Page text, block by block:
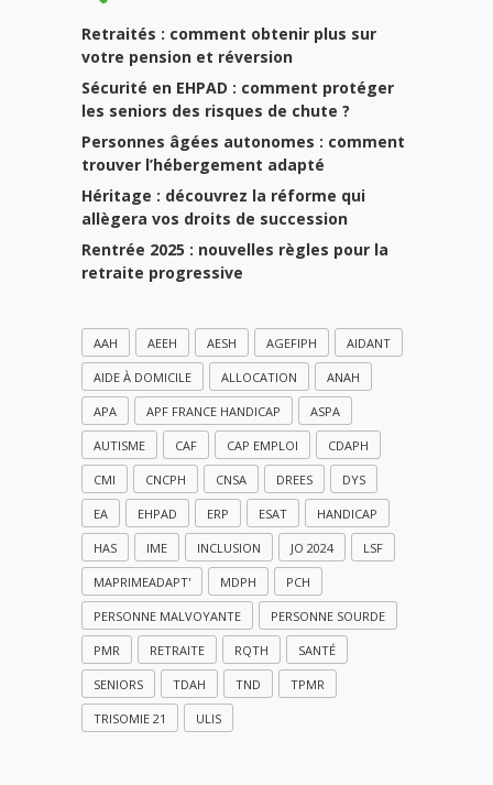
Retraités : comment obtenir plus sur
votre pension et réversion
Sécurité en EHPAD : comment protéger
les seniors des risques de chute ?
Personnes âgées autonomes : comment
trouver l’hébergement adapté
Héritage : découvrez la réforme qui
allègera vos droits de succession
Rentrée 2025 : nouvelles règles pour la
retraite progressive
AAH AEEH AESH AGEFIPH AIDANT
AIDE À DOMICILE ALLOCATION ANAH
APA APF FRANCE HANDICAP ASPA
AUTISME CAF CAP EMPLOI CDAPH
CMI CNCPH CNSA DREES DYS
EA EHPAD ERP ESAT HANDICAP
HAS IME INCLUSION JO 2024 LSF
MAPRIMEADAPT' MDPH PCH
PERSONNE MALVOYANTE PERSONNE SOURDE
PMR RETRAITE RQTH SANTÉ
SENIORS TDAH TND TPMR
TRISOMIE 21 ULIS